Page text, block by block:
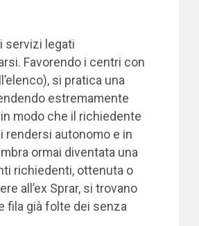
servizi legati
Favorendo i centri con
si pratica una
estremamente
modo che il richiedente
rendersi autonomo e in
ormai diventata una
richiedenti, ottenuta o
all’ex Sprar, si trovano
fila già folte dei senza